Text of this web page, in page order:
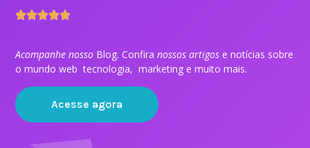

Acompanhe nosso Blog. Confiranossos artigos e notícias sobre
o mundo web tecnologia, marketing e muito mais.
Acesse agora